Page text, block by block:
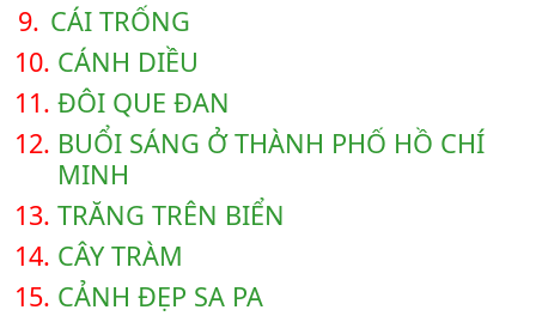
9. CÁI TRỐNG
10. CÁNH DIỀU
11. ĐÔI QUE ĐAN
12. BUỔI SÁNG Ở THÀNH PHỐ HỒ CHÍ
MINH
13. TRĂNG TRÊN BIỂN
14. CÂY TRÀM
15. CẢNH ĐẸP SA PA